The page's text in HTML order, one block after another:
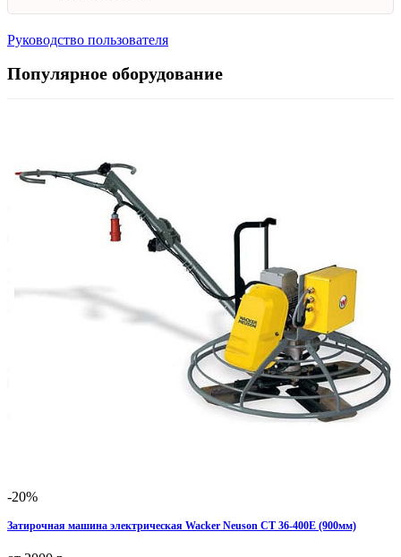
Руководство пользователя
Популярное оборудование
-20%
Затирочная машина электрическая Wacker Neuson CT 36-400E (900мм)